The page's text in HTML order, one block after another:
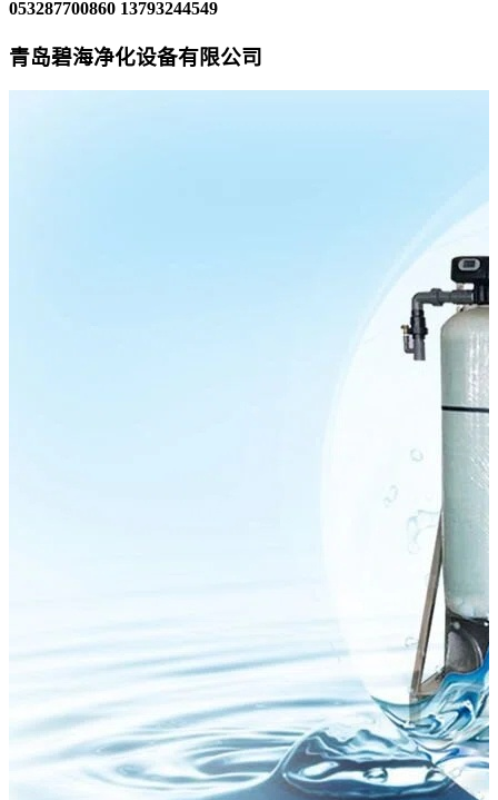
053287700860 13793244549
青岛碧海净化设备有限公司